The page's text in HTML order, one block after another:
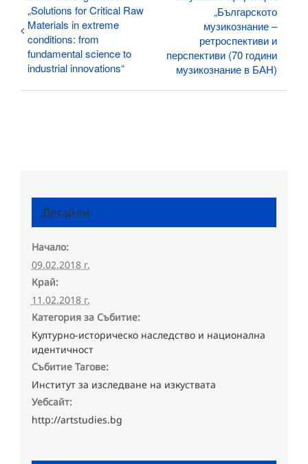
„Solutions for Critical Raw
Materials in extreme
conditions: from
fundamental science to
industrial innovations“
„Българското
музикознание –
ретроспективи и
перспективи (70 години
музикознание в БАН)
Детайли
Начало:
09.02.2018 г.
Край:
11.02.2018 г.
Категория за Събитие:
Културно-историческо наследство и национална
идентичност
Събитие Тагове:
Институт за изследване на изкуствата
Уебсайт:
http://artstudies.bg